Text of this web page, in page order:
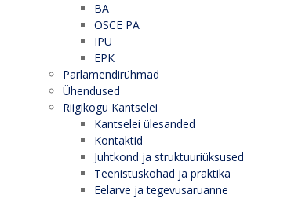
BA
OSCE PA
IPU
EPK
Parlamendirühmad
Ühendused
Riigikogu Kantselei
Kantselei ülesanded
Kontaktid
Juhtkond ja struktuuriüksused
Teenistuskohad ja praktika
Eelarve ja tegevusaruanne